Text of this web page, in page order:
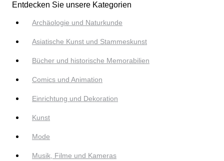
Entdecken Sie unsere Kategorien
Archäologie und Naturkunde
Asiatische Kunst und Stammeskunst
Bücher und historische Memorabilien
Comics und Animation
Einrichtung und Dekoration
Kunst
Mode
Musik, Filme und Kameras